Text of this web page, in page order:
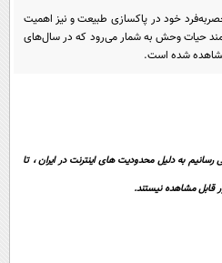
حوادث
سلامت
بین الملل
خارجی
و هنر
اخبار کریپتو
سرگرمی
فیلم
اقتصاد
ایران 2
ها و دیدنی ها
خود در پاکسازی طبیعت و نیز اهمیت
حیات وحش به شمار می‌رود که در سال‌های
مشاهده شده است.
به دلیل محدودیت های اینترنت در ایران ، تا
مشاهده نیستند.